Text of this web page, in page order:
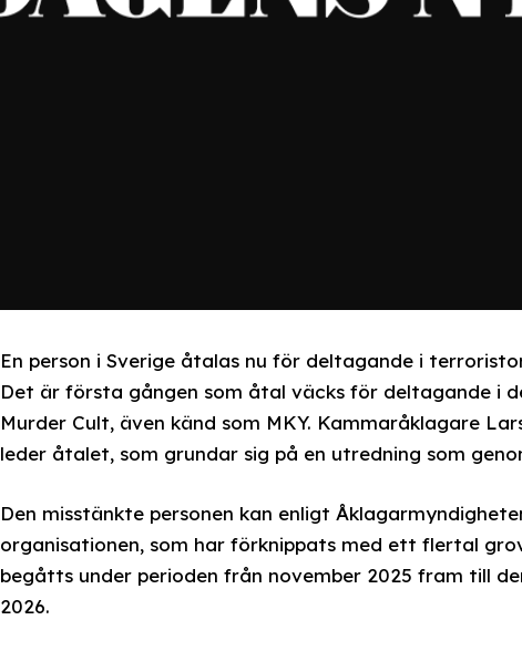
En person i Sverige åtalas nu för deltagande i
Det är första gången som åtal väcks för deltagande i
Murder Cult, även känd som MKY. Kammaråklagare
leder åtalet, som grundar sig på en utredning som
Den misstänkte personen kan enligt
organisationen, som har förknippats med ett flertal
begåtts under perioden från november 2025 fram till
2026.